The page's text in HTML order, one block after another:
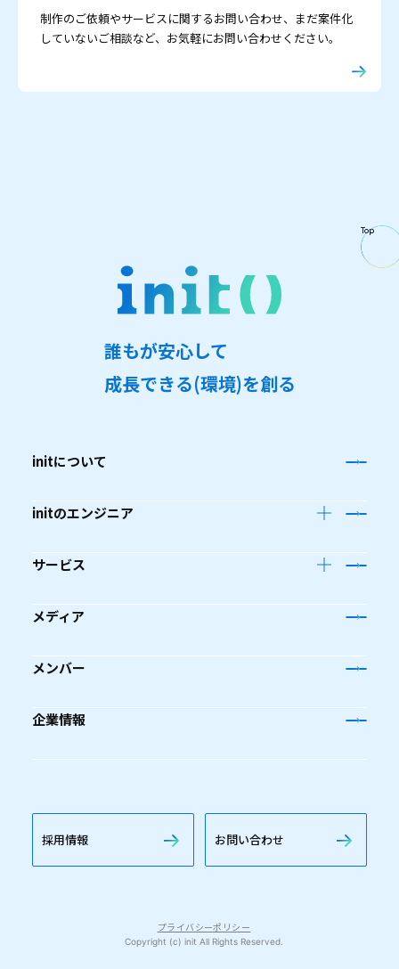
制作のご依頼やサービスに関するお問い合わせ、まだ案件化
していないご相談など、お気軽にお問い合わせください。
Top
誰もが安心して
成長できる(環境)を創る
initについて
initのエンジニア
サービス
メディア
メンバー
企業情報
採用情報 お問い合わせ
プライバシーポリシー
Copyright (c) init All Rights Reserved.